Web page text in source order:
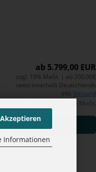
Informationen
ab 5.799,00 EUR
zzgl. 19% MwSt. | ab 200,00€
netto innerhalb Deutschlands
inkl. Versand
6.900,81 EUR inkl. 19% MwSt.